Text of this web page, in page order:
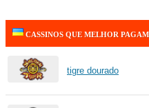
CASSINOS QUE MELHOR PAGAM
tigre dourado